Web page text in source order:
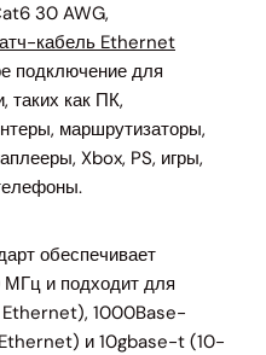
30 AWG,
кабель Ethernet
подключение для
таких как ПК,
маршрутизаторы,
Xbox, PS, игры,
обеспечивает
МГц и подходит для
Ethernet), 1000Base-
и 10gbase-t (10-